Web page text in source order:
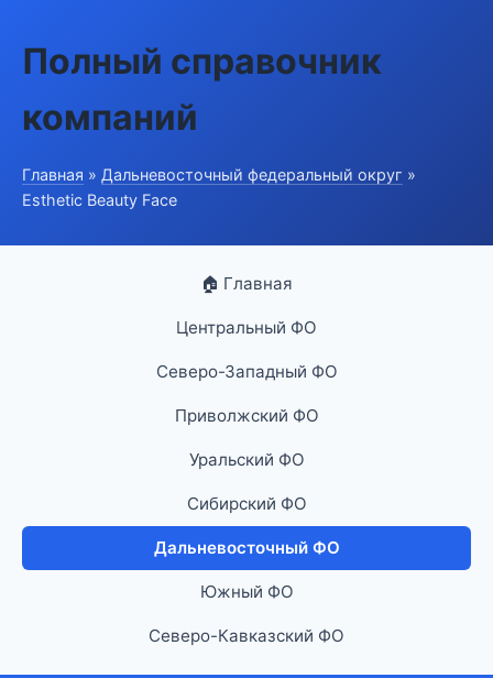
Полный справочник
компаний
Главная » Дальневосточный федеральный округ »
Esthetic Beauty Face
🏠 Главная
Центральный ФО
Северо-Западный ФО
Приволжский ФО
Уральский ФО
Сибирский ФО
Дальневосточный ФО
Южный ФО
Северо-Кавказский ФО